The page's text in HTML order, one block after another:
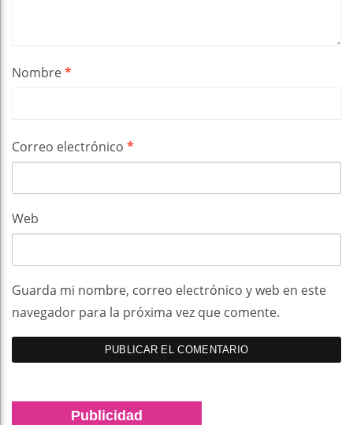
Nombre*
Correo electrónico *
Web
Guarda mi nombre, correo electrónico y web en este
navegador para la próxima vez que comente.
Publicidad